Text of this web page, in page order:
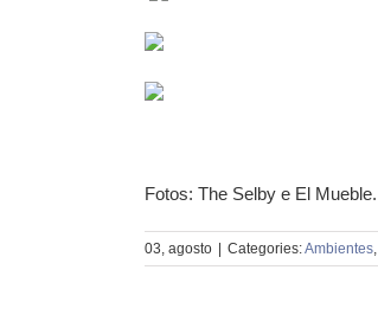
Fotos: The Selby e El Mueble.
03, agosto Categories:Ambientes,